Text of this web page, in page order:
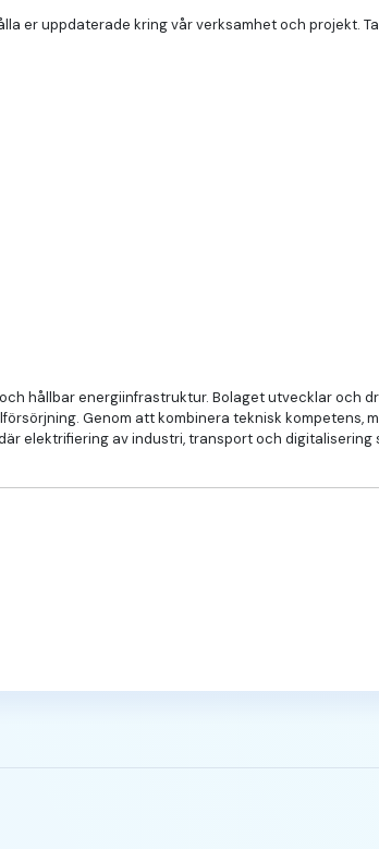
er uppdaterade kring vår verksamhet och projekt.
hållbar energiinfrastruktur. Bolaget utvecklar och
Genom att kombinera teknisk kompetens,
elektrifiering av industri, transport och